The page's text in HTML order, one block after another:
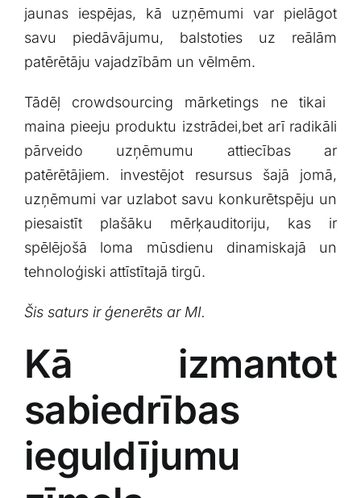
jaunas iespējas,⁣ kā⁢ uzņēmumi var pielāgot
⁢savu piedāvājumu, balstoties⁤ uz reālām
patērētāju vajadzībām un vēlmēm.
Tādēļ crowdsourcing‍ mārketings ⁤ne tikai ​
maina pieeju produktu izstrādei,bet arī radikāli
pārveido‍ uzņēmumu‍ attiecības ar
patērētājiem. investējot resursus šajā jomā,
uzņēmumi var​ uzlabot savu konkurētspēju un
⁤piesaistīt plašāku ⁣mērķauditoriju, ‍kas​ ir
spēlējošā ⁢loma mūsdienu dinamiskajā un
tehnoloģiski attīstītajā tirgū.
Šis⁣ saturs ir ‌ģenerēts⁤ ar MI.
Kā izmantot
sabiedrības
ieguldījumu